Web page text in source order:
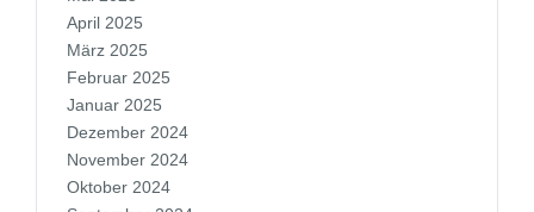
April 2025
März 2025
Februar 2025
Januar 2025
Dezember 2024
November 2024
Oktober 2024